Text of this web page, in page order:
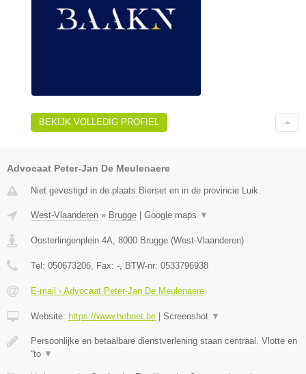
BEKIJK VOLLEDIG PROFIEL
Advocaat Peter-Jan De Meulenaere
Niet gevestigd in de plaats Bierset en in de provincie Luik.
West-Vlaanderen » Brugge Google maps ▼
Oosterlingenplein 4A, 8000 Brugge (West-Vlaanderen)
Tel: 050673206, Fax: -, BTW-nr: 0533796938
E-mail › Advocaat Peter-Jan De Meulenaere
Website: https://www.beboet.be Screenshot ▼
Persoonlijke en betaalbare dienstverlening staan centraal. Vlotte en
“to ▼